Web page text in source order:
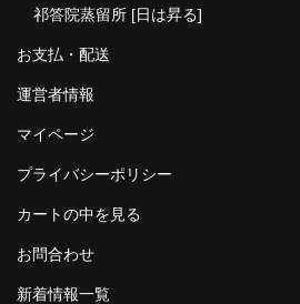
祁答院蒸留所 [日は昇る]
お支払・配送
運営者情報
マイページ
プライバシーポリシー
カートの中を見る
お問合わせ
新着情報一覧